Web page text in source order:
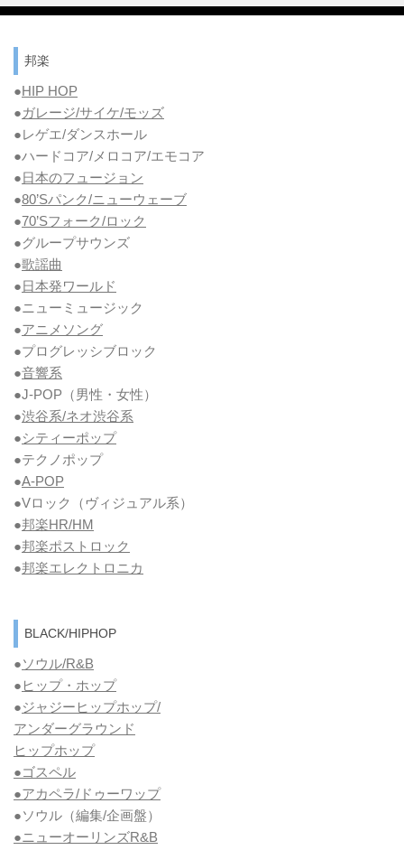
邦楽
●HIP HOP
●ガレージ/サイケ/モッズ
●レゲエ/ダンスホール
●ハードコア/メロコア/エモコア
●日本のフュージョン
●80’Sパンク/ニューウェーブ
●70’Sフォーク/ロック
●グループサウンズ
●歌謡曲
●日本発ワールド
●ニューミュージック
●アニメソング
●プログレッシブロック
●音響系
●J-POP（男性・女性）
●渋谷系/ネオ渋谷系
●シティーポップ
●テクノポップ
●A-POP
●Vロック
（ヴィジュアル系）
●邦楽HR/HM
●邦楽ポストロック
●邦楽エレクトロニカ
BLACK/HIPHOP
●ソウル/R&B
● ヒップ・ホップ
●ジャジーヒップホップ/
アンダーグラウンド
ヒップホップ
●ゴスペル
●アカペラ/ドゥーワップ
●ソウル （編集/企画盤）
●ニューオーリンズR&B